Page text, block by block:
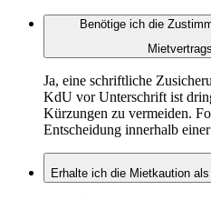
Benötige ich die
Ja, eine schriftliche
KdU vor Unterschrift ist
Kürzungen zu vermeiden.
Entscheidung innerhalb
Erhalte ich die Mietkaution